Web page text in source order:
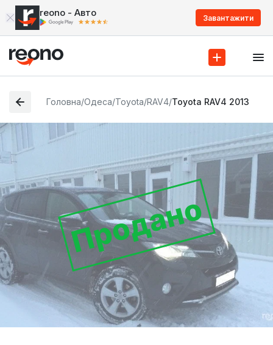
reono - Авто Завантажити
Головна/Одеса/Toyota/RAV4/Toyota RAV4 2013
Продано